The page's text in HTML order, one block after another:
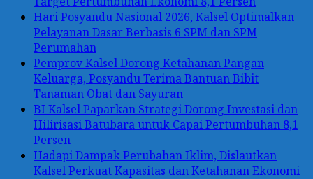
Hari Posyandu Nasional 2026, Kalsel Optimalkan
Pelayanan Dasar Berbasis 6 SPM dan SPM
Perumahan
Pemprov Kalsel Dorong Ketahanan Pangan
Keluarga, Posyandu Terima Bantuan Bibit
Tanaman Obat dan Sayuran
BI Kalsel Paparkan Strategi Dorong Investasi dan
Hilirisasi Batubara untuk Capai Pertumbuhan 8,1
Persen
Hadapi Dampak Perubahan Iklim, Dislautkan
Kalsel Perkuat Kapasitas dan Ketahanan Ekonomi